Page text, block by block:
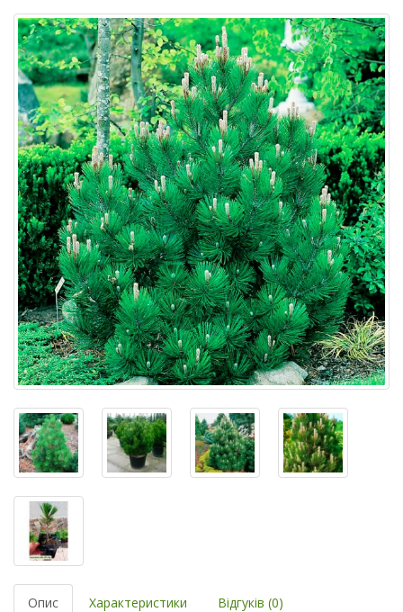
Опис Характеристики Відгуків (0)